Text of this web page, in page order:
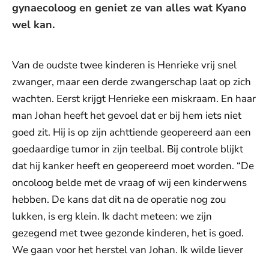
gynaecoloog en geniet ze van alles wat Kyano
wel kan.
Van de oudste twee kinderen is Henrieke vrij snel
zwanger, maar een derde zwangerschap laat op zich
wachten. Eerst krijgt Henrieke een miskraam. En haar
man Johan heeft het gevoel dat er bij hem iets niet
goed zit. Hij is op zijn achttiende geopereerd aan een
goedaardige tumor in zijn teelbal. Bij controle blijkt
dat hij kanker heeft en geopereerd moet worden. “De
oncoloog belde met de vraag of wij een kinderwens
hebben. De kans dat dit na de operatie nog zou
lukken, is erg klein. Ik dacht meteen: we zijn
gezegend met twee gezonde kinderen, het is goed.
We gaan voor het herstel van Johan. Ik wilde liever